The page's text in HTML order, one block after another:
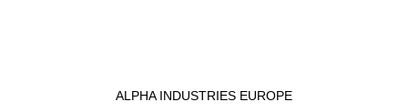
ALPHA INDUSTRIES EUROPE